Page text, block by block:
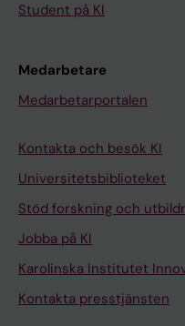
Student på KI
Medarbetare
Medarbetarportalen
Kontakta och besök KI
Universitetsbiblioteket
Stöd forskning och
Jobba på KI
Karolinska Institutet
Kontakta presstjänsten